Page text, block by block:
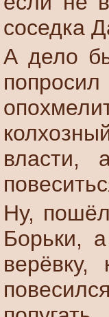
соседка
А дело
власти,
Ну,
Борьки,